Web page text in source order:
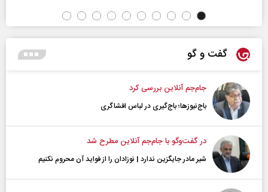
گفت و گو
جام‌جم آنلاین بررسی کرد
باج‌نیوزها؛ باج‌گیری در لباس افشاگری
در گفت‌و‌گو با جام‌جم آنلاین مطرح شد
شیر مادر جایگزین ندارد | نوزادان را از فواید آن محروم نکنیم